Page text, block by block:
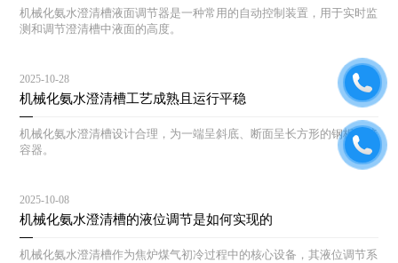
机械化氨水澄清槽液面调节器是一种常用的自动控制装置，用于实时监
测和调节澄清槽中液面的高度。
2025-10-28
机械化氨水澄清槽工艺成熟且运行平稳
机械化氨水澄清槽设计合理，为一端呈斜底、断面呈长方形的钢板焊接
容器。
2025-10-08
机械化氨水澄清槽的液位调节是如何实现的
机械化氨水澄清槽作为焦炉煤气初冷过程中的核心设备，其液位调节系